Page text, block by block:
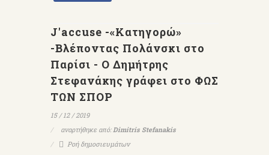
J'accuse -«Κατηγορώ»
-Βλέποντας Πολάνσκι στο
Παρίσι - Ο Δημήτρης
Στεφανάκης γράφει στο ΦΩΣ
ΤΩΝ ΣΠΟΡ
15 / 12 / 2019
αναρτήθηκε από:Dimitris Stefanakis
Ροή δημοσιευμάτων